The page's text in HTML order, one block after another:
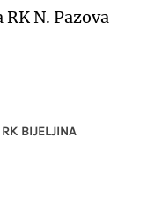
N. Pazova
RK BIJELJINA